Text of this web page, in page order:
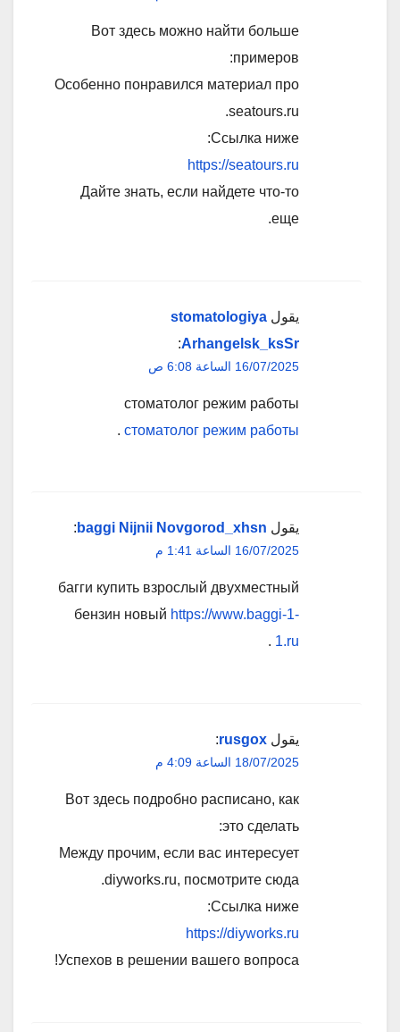
Вот здесь можно найти больше
примеров:
Особенно понравился материал про
seatours.ru.
Ссылка ниже:
https://seatours.ru
Дайте знать, если найдете что-то
еще.
يقول stomatologiya
Arhangelsk_ksSr
:
16/07/2025 الساعة 6:08 ص
стоматолог режим работы
стоматолог режим работы
.
يقول baggi Nijnii Novgorod_xhsn
:
16/07/2025 الساعة 1:41 م
багги купить взрослый двухместный
бензин новыйhttps://www.baggi-1-
1.ru
.
يقول rusgox
:
18/07/2025 الساعة 4:09 م
Вот здесь подробно расписано, как
это сделать:
Между прочим, если вас интересует
diyworks.ru, посмотрите сюда.
Ссылка ниже:
https://diyworks.ru
Успехов в решении вашего вопроса!